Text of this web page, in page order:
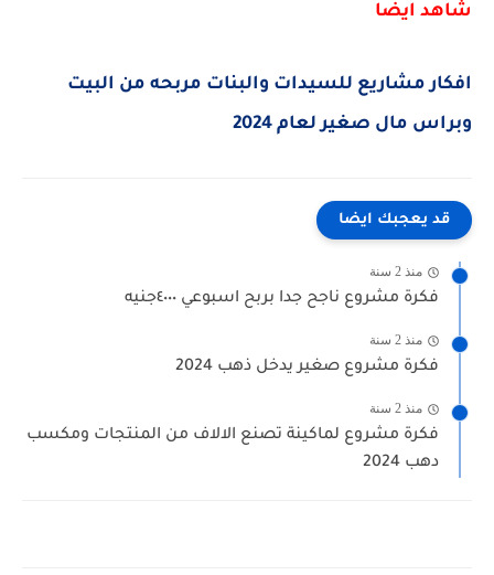
شاهد ايضا
افكار مشاريع للسيدات والبنات مربحه من البيت
وبراس مال صغير لعام 2024
قد يعجبك ايضا
منذ 2 سنة
فكرة مشروع ناجح جدا بربح اسبوعي ٤٠٠٠جنيه
منذ 2 سنة
فكرة مشروع صغير يدخل ذهب 2024
منذ 2 سنة
فكرة مشروع لماكينة تصنع الالاف من المنتجات ومكسب
دهب 2024